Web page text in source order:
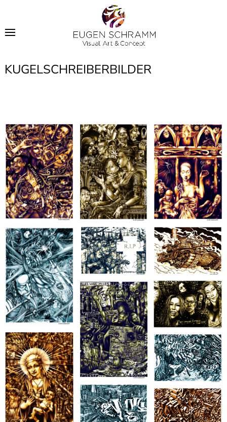
KUGELSCHREIBERBILDER